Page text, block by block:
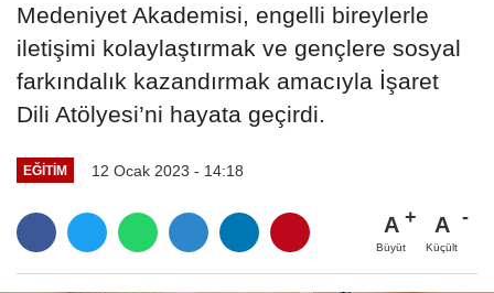
Medeniyet Akademisi, engelli bireylerle
iletişimi kolaylaştırmak ve gençlere sosyal
farkındalık kazandırmak amacıyla İşaret
Dili Atölyesi’ni hayata geçirdi.
EĞITIM 12 Ocak 2023 - 14:18
A
Büyüt
A
Küçült